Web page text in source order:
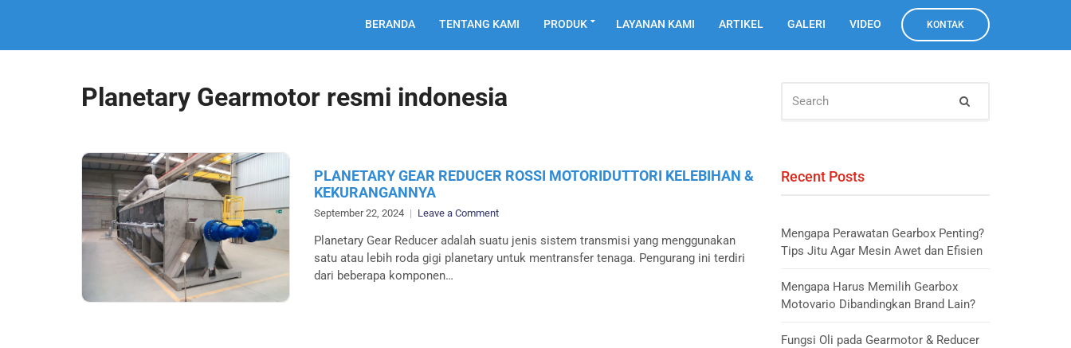
BERANDA TENTANG KAMI PRODUK LAYANAN KAMI ARTIKEL GALERI VIDEO KONTAK
Planetary Gearmotor resmi indonesia
PLANETARY GEAR REDUCER ROSSI MOTORIDUTTORI KELEBIHAN &
KEKURANGANNYA
September 22, 2024 Leave a Commenton
GEAR
REDUCER
Planetary Gear Reducer adalah suatu jenis sistem transmisi yang menggunakan
satu atau lebih roda gigi planetary untuk mentransfer tenaga. Pengurang ini terdiri
dari beberapa komponen…
FOR:
Recent Posts
Mengapa Perawatan Gearbox Penting?
Tips Jitu Agar Mesin Awet dan Efisien
Mengapa Harus Memilih Gearbox
Motovario Dibandingkan Brand Lain?
Fungsi Oli pada Gearmotor & Reducer